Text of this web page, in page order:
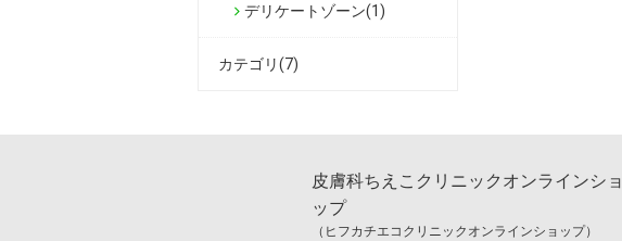
デリケートゾーン(1)
カテゴリ(7)
皮膚科ちえこクリニックオンラインショ
ップ
（ヒフカチエコクリニックオンラインショップ）